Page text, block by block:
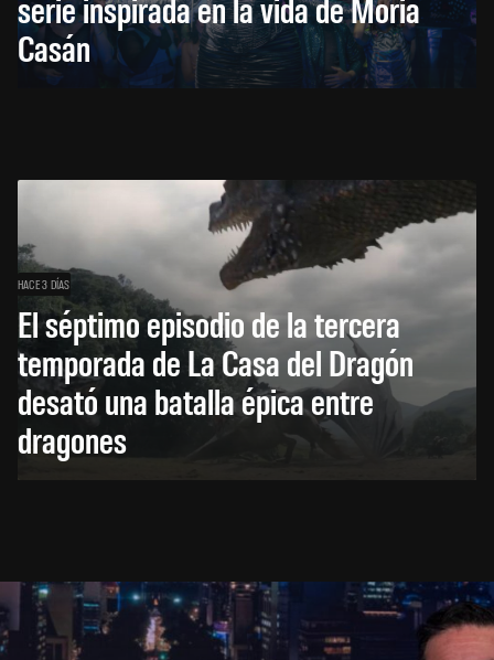
Casán
HACE 3 DÍAS
El séptimo episodio de la tercera
temporada de La Casa del Dragón
desató una batalla épica entre
dragones